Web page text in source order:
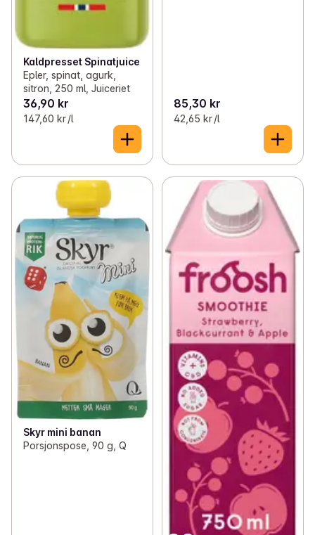
Kaldpresset Spinatjuice
Epler, spinat, agurk,
sitron, 250 ml, Juiceriet
36,90 kr
147,60 kr /l
85,30 kr
42,65 kr /l
Skyr mini banan
Porsjonspose, 90 g, Q